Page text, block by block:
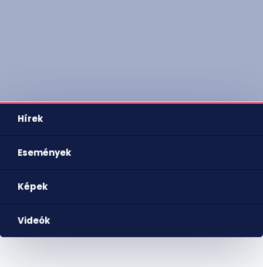
Hírek
Események
Képek
Videók